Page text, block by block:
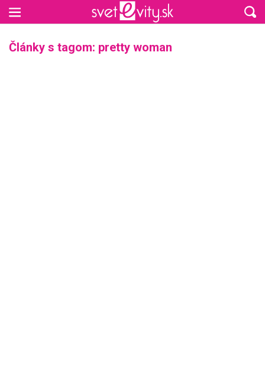
Články s tagom: pretty woman